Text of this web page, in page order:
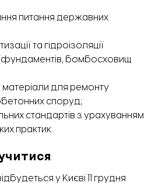
питання державних
та гідроізоляції
бомбосховищ
матеріали для ремонту
споруд;
стандартів з урахуванням
практик.
у Києві 11 грудня